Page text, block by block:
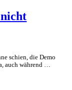
schien, die Demo
auch während …